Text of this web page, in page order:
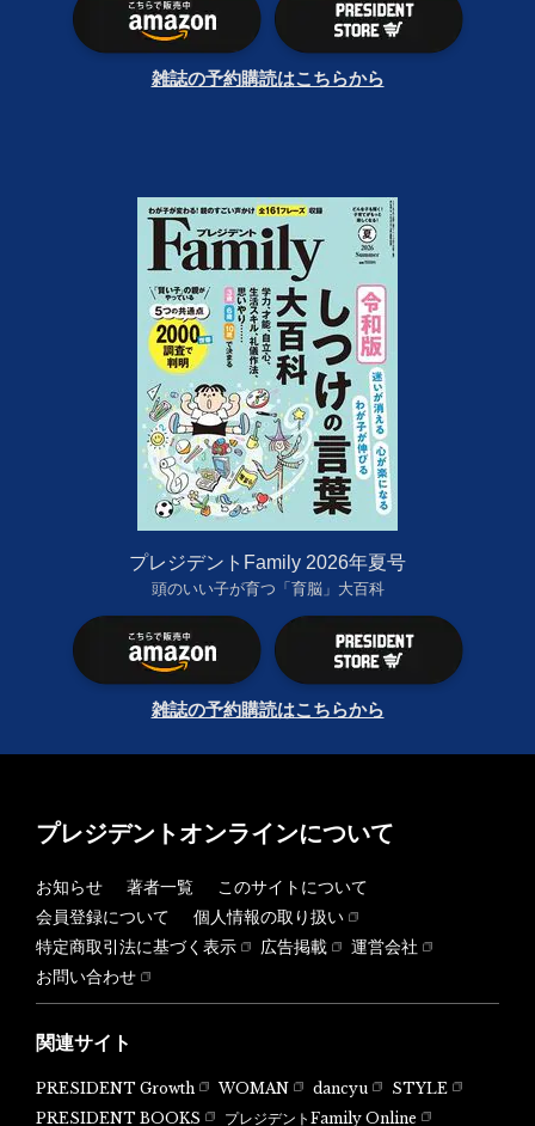
雑誌の予約購読はこちらから
プレジデントFamily 2026年夏号
頭のいい子が育つ「育脳」大百科
雑誌の予約購読はこちらから
プレジデントオンラインについて
お知らせ 著者一覧
このサイトについて
会員登録について
個人情報の取り扱い
特定商取引法に基づく表示
広告掲載
運営会社
お問い合わせ
関連サイト
PRESIDENT Growth WOMAN dancyu
STYLE
PRESIDENT BOOKS
プレジデントFamily Online